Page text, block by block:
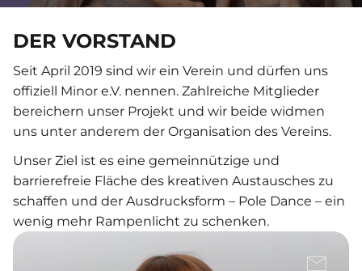
DER VORSTAND
Seit April 2019 sind wir ein Verein und dürfen uns
offiziell Minor e.V. nennen. Zahlreiche Mitglieder
bereichern unser Projekt und wir beide widmen
uns unter anderem der Organisation des Vereins.
Unser Ziel ist es eine gemeinnützige und
barrierefreie Fläche des kreativen Austausches zu
schaffen und der Ausdrucksform – Pole Dance – ein
wenig mehr Rampenlicht zu schenken.